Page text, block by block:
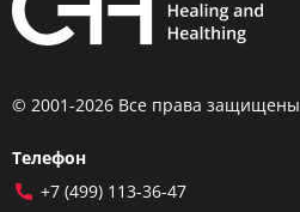
© 2001-2026 Все права защищены
Телефон
+7 (499) 113-36-47